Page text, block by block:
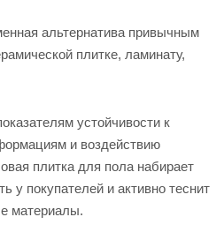
альтернатива привычным
плитке, ламинату,
устойчивости к
и воздействию
плитка для пола набирает
у покупателей и активно теснит
материалы.